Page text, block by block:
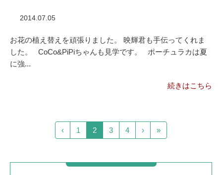
2014.07.05
お花の植え替えを頑張りました。 映輝君も手伝ってくれま
した。 CoCo&PiPiちゃんも見学です。 ポーチュラカは夏
に強...
続きはこちら
‹ 1 2 3 4 › »